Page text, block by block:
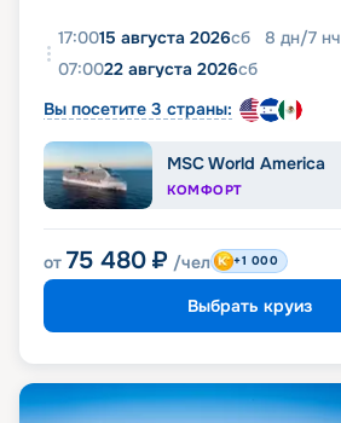
17:0015 августа 2026сб 8 дн/7 нч
07:0022 августа 2026сб
Вы посетите 3 страны:
MSC World America
КОМФОРТ
от 75 480 ₽ /чел +1 000
Выбрать круиз